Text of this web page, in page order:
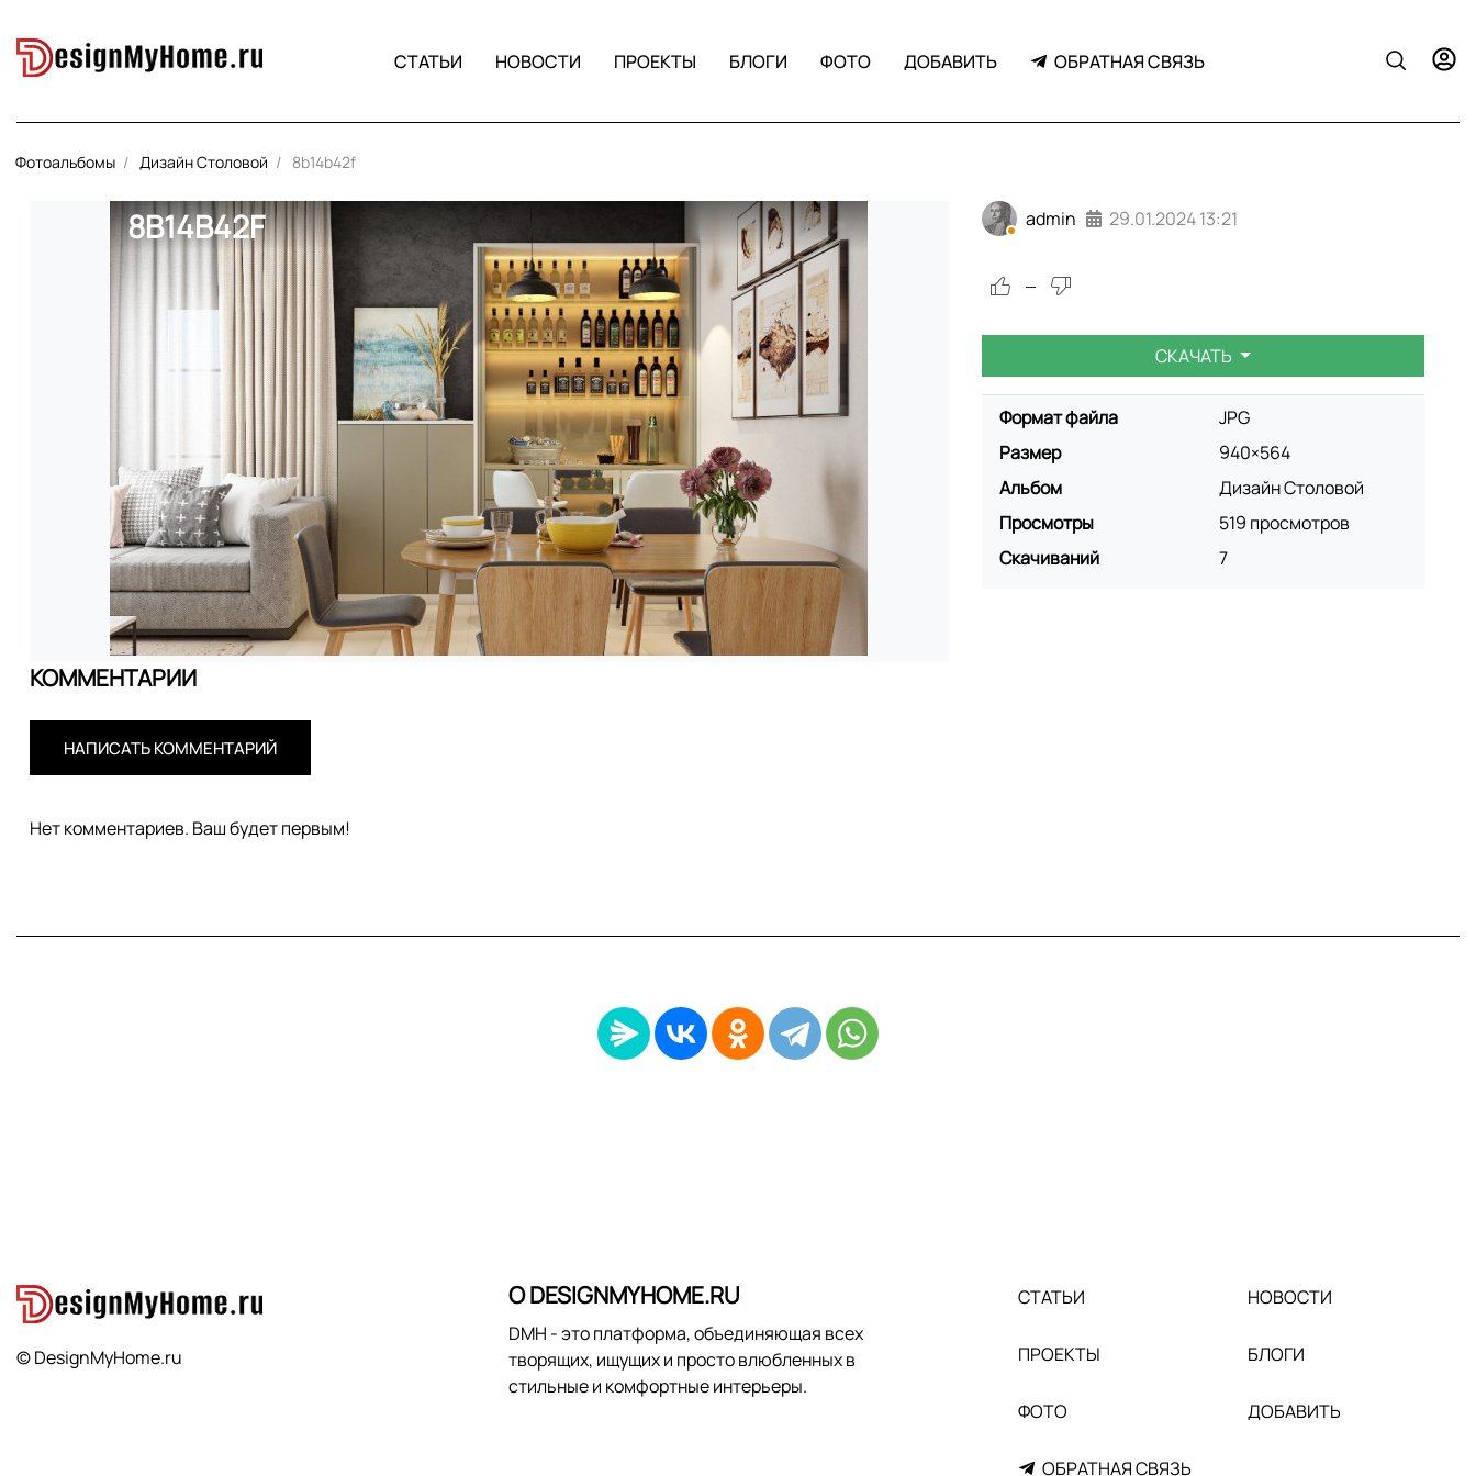
СТАТЬИ НОВОСТИ ПРОЕКТЫ БЛОГИ ФОТО ДОБАВИТЬ ОБРАТНАЯ СВЯЗЬ
Фотоальбомы Дизайн Столовой 8b14b42f
8B14B42F admin 29.01.202413:21
—
СКАЧАТЬ
Формат файла
JPG
Размер
940×564
Альбом
Дизайн Столовой
Просмотры
519 просмотров
Скачиваний
7
КОММЕНТАРИИ
НАПИСАТЬ КОММЕНТАРИЙ
Нет комментариев. Ваш будет первым!
© DesignMyHome.ru
О DESIGNMYHOME.RU
DMH - это платформа, объединяющая всех
творящих, ищущих и просто влюбленных в
стильные и комфортные интерьеры.
СТАТЬИ НОВОСТИ
ПРОЕКТЫ БЛОГИ
ФОТО ДОБАВИТЬ
ОБРАТНАЯ СВЯЗЬ